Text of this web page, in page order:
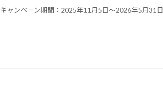
キャンペーン期間：2025年11月5日～2026年5月31日